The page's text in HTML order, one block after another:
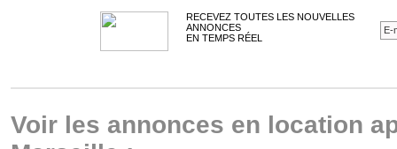
RECEVEZ TOUTES LES NOUVELLES
ANNONCES
EN TEMPS RÉEL
Voir les annonces en location